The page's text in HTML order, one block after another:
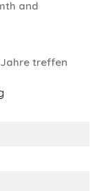
and
Jahre treffen